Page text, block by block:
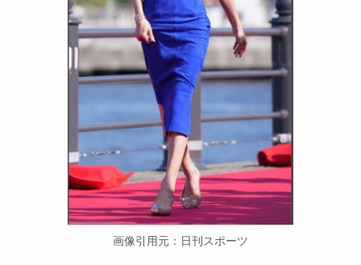
画像引用元：日刊スポーツ